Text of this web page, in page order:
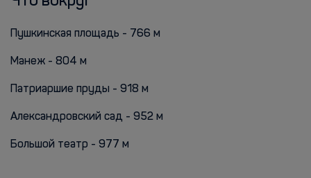
Пушкинская площадь - 766 м
Манеж - 804 м
Патриаршие пруды - 918 м
Александровский сад - 952 м
Большой театр - 977 м